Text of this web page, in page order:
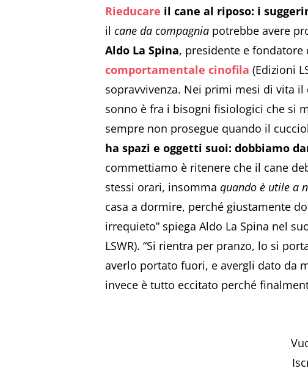
Rieducare il cane al riposo: i
il cane da compagnia potrebbe avere
Aldo La Spina, presidente e fondatore
comportamentale cinofila (Edizioni
sopravvivenza. Nei primi mesi di vita
sonno è fra i bisogni fisiologici che si
sempre non prosegue quando il
ha spazi e oggetti suoi: dobbiamo
commettiamo è ritenere che il cane
stessi orari, insomma quando è utile a
casa a dormire, perché giustamente
irrequieto” spiega Aldo La Spina nel
LSWR). “Si rientra per pranzo, lo si
averlo portato fuori, e avergli dato da
invece è tutto eccitato perché